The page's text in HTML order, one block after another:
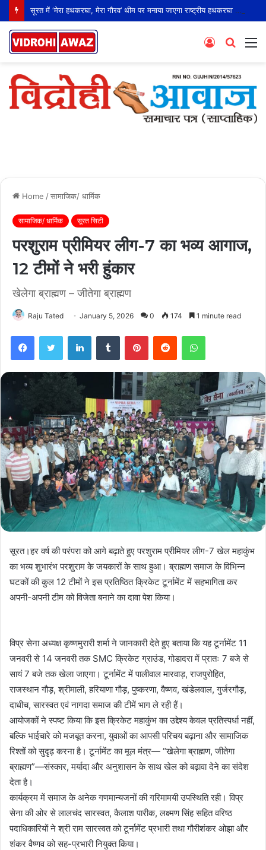
सूरत में ‘मेरा हथकरघा, मेरा गौरव’ थीम पर मनाया जाएगा राष्ट्रीय हथकरघा दिवस
Search
Log
Home /सामाजिक/ धार्मिक
सामाजिक/ धार्मिक सूरत सिटी
परशुराम प्रीमियर लीग-7 का भव्य आगाज,
12 टीमों ने भरी हुंकार
खेलेगा ब्राह्मण – जीतेगा ब्राह्मण
Raju Tated January 5, 2026 0 174 1 minute read
FacebookTwitter LinkedInTumblr PinterestReddit WhatsApp
सूरत।हर वर्ष की परंपरा को आगे बढ़ाते हुए परशुराम प्रीमियर लीग-7 खेल महाकुंभ
का भव्य शुभारंभ परशुराम के जयकारों के साथ हुआ। ब्राह्मण समाज के विभिन्न
घटकों की कुल 12 टीमों ने इस प्रतिष्ठित क्रिकेट टूर्नामेंट में सहभागिता कर
अपनी-अपनी टीम को विजेता बनाने का दावा पेश किया।
विप्र सेना अध्यक्ष कृष्णमुरारी शर्मा ने जानकारी देते हुए बताया कि यह टूर्नामेंट 11
जनवरी से 14 जनवरी तक SMC क्रिकेट ग्राउंड, गोडादरा में प्रातः 7 बजे से
सायं 7 बजे तक खेला जाएगा। टूर्नामेंट में पालीवाल मारवाड़, राजपुरोहित,
राजस्थान गौड़, श्रीमाली, हरियाणा गौड़, पुष्करणा, वैष्णव, खंडेलवाल, गुर्जरगौड़,
दाधीच, सारस्वत एवं नागदा समाज की टीमें भाग ले रही हैं।
आयोजकों ने स्पष्ट किया कि इस क्रिकेट महाकुंभ का उद्देश्य केवल प्रतिस्पर्धा नहीं,
बल्कि भाईचारे को मजबूत करना, युवाओं का आपसी परिचय बढ़ाना और सामाजिक
रिश्तों को सुदृढ़ करना है। टूर्नामेंट का मूल मंत्र— “खेलेगा ब्राह्मण, जीतेगा
ब्राह्मण”—संस्कार, मर्यादा और अनुशासन के साथ खेल को बढ़ावा देने का संदेश
देता है।
कार्यक्रम में समाज के अनेक गणमान्यजनों की गरिमामयी उपस्थिति रही। विप्र
सेना की ओर से लालचंद सारस्वत, कैलाश पारीक, लक्ष्मण सिंह सहित वरिष्ठ
पदाधिकारियों ने श्री राम सारस्वत को टूर्नामेंट प्रभारी तथा गौरीशंकर ओझा और
शंकर वैष्णव को सह-प्रभारी नियुक्त किया।